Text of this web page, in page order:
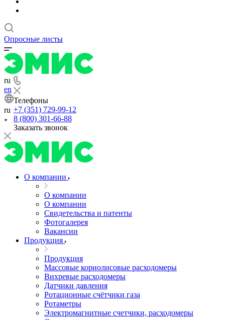
Опросные листы
ru
en
ru
Телефоны
+7 (351) 729-99-12
8 (800) 301-66-88
Заказать звонок
О компании
О компании
О компании
Свидетельства и патенты
Фотогалерея
Вакансии
Продукция
Продукция
Массовые кориолисовые расходомеры
Вихревые расходомеры
Датчики давления
Ротационные счётчики газа
Ротаметры
Электромагнитные счетчики, расходомеры